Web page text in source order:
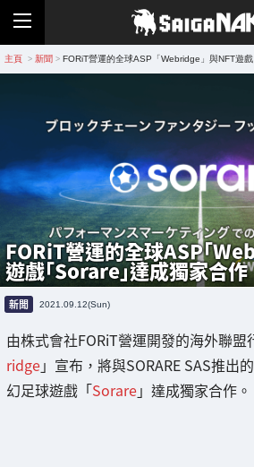
主頁 > 新聞 > ‎FORiT營運的全球ASP「Webridge」與NFT遊
‎FORiT營運的全球ASP「
遊戲「Sorare」達成獨家合作
新聞 2021.09.12(Sun)
由株式會社‎FORiT營運開發的海外聯盟
ridge」宣布，將與SORARE SAS推出
幻足球遊戲「Sorare」達成獨家合作。